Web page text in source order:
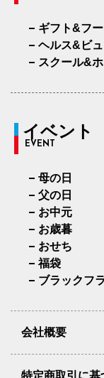
ギフト&フ
ヘルス&ビ
スクール&
イベント
EVENT
母の日
父の日
お中元
お歳暮
おせち
福袋
ブラックフ
会社概要